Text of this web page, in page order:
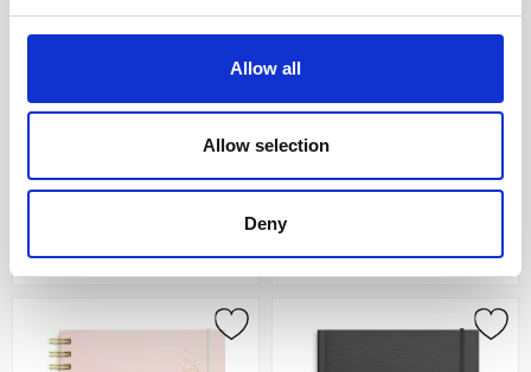
Allow all
Allow selection
Deny
Kalender Letts Memo A6
Svart 2026
159 kr
Kalender Life Planner 2027
Essentials A6
179 kr